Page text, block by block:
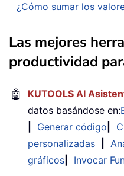
¿Cómo sumar los
Las mejores
productividad
🤖 KUTOOLS AI
datos basándose en:
Generar código
personalizadas
gráficos
Invocar